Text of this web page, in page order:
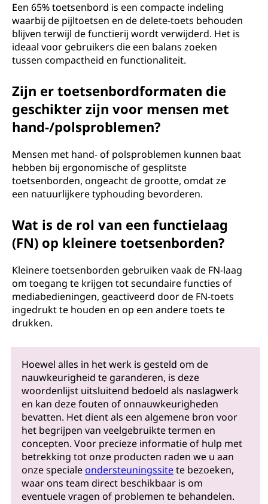
Een 65% toetsenbord is een compacte indeling
waarbij de pijltoetsen en de delete-toets behouden
blijven terwijl de functierij wordt verwijderd. Het is
ideaal voor gebruikers die een balans zoeken
tussen compactheid en functionaliteit.
Zijn er toetsenbordformaten die
geschikter zijn voor mensen met
hand-/polsproblemen?
Mensen met hand- of polsproblemen kunnen baat
hebben bij ergonomische of gesplitste
toetsenborden, ongeacht de grootte, omdat ze
een natuurlijkere typhouding bevorderen.
Wat is de rol van een functielaag
(FN) op kleinere toetsenborden?
Kleinere toetsenborden gebruiken vaak de FN-laag
om toegang te krijgen tot secundaire functies of
mediabedieningen, geactiveerd door de FN-toets
ingedrukt te houden en op een andere toets te
drukken.
Hoewel alles in het werk is gesteld om de
nauwkeurigheid te garanderen, is deze
woordenlijst uitsluitend bedoeld als naslagwerk
en kan deze fouten of onnauwkeurigheden
bevatten. Het dient als een algemene bron voor
het begrijpen van veelgebruikte termen en
concepten. Voor precieze informatie of hulp met
betrekking tot onze producten raden we u aan
onze specialeondersteuningssitete bezoeken,
waar ons team direct beschikbaar is om
eventuele vragen of problemen te behandelen.